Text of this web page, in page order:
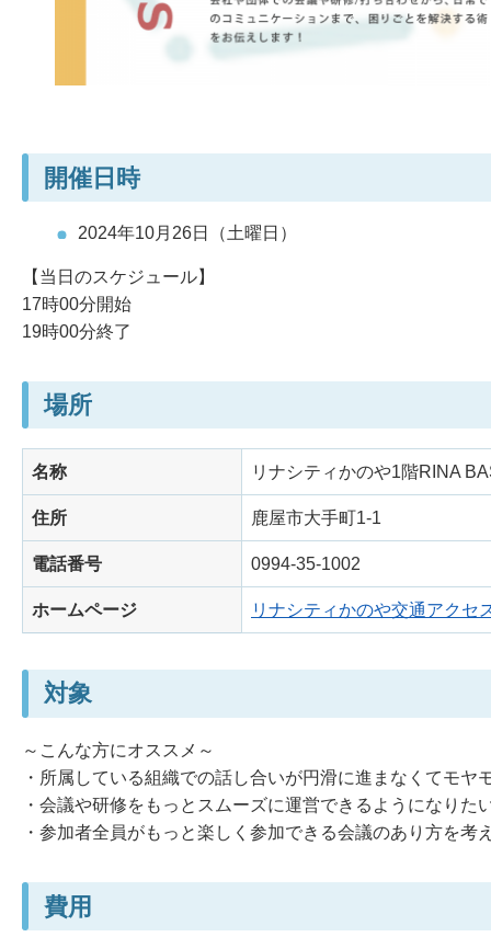
開催日時
2024年10月26日（土曜日）
【当日のスケジュール】
17時00分開始
19時00分終了
場所
名称 リナシティかのや1階RINA
住所 鹿屋市大手町1-1
電話番号 0994-35-1002
ホームページ リナシティかのや交通アクセ
対象
～こんな方にオススメ～
・所属している組織での話し合いが円滑に進まなくてモヤ
・会議や研修をもっとスムーズに運営できるようになりた
・参加者全員がもっと楽しく参加できる会議のあり方を考
費用